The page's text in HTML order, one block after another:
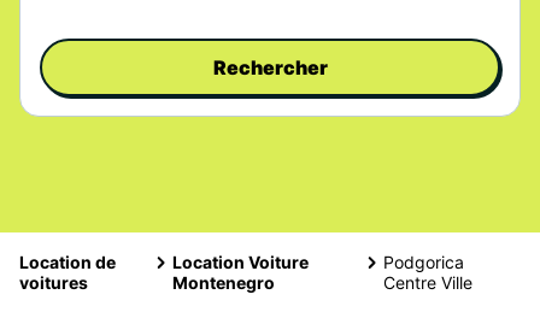
Rechercher
Location de
voitures
Location Voiture
Montenegro
Podgorica
Centre Ville